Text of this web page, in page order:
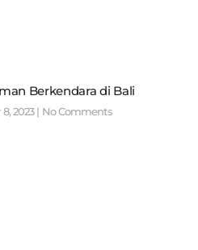
Berkendara di Bali
2023 No Comments